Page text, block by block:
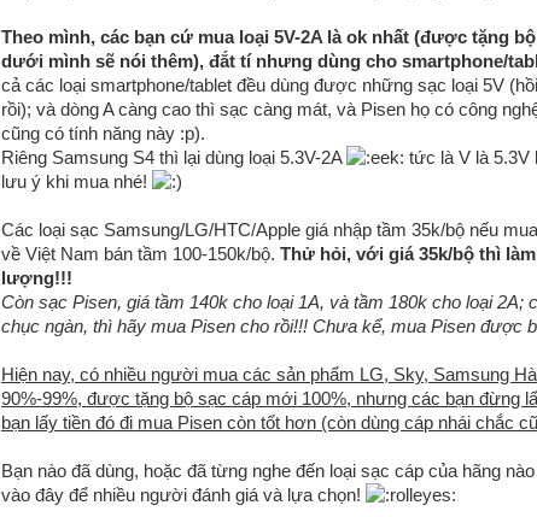
Theo mình, các bạn cứ mua loại 5V-2A là ok nhất (được tặng
dưới mình sẽ nói thêm), đắt tí nhưng dùng cho smartphone/
cả các loại smartphone/tablet đều dùng được những sạc loại 5V
rồi); và dòng A càng cao thì sạc càng mát, và Pisen họ có công
cũng có tính năng này :p).
Riêng Samsung S4 thì lại dùng loại 5.3V-2A
tức là V là 5.3V
lưu ý khi mua nhé!
Các loại sạc Samsung/LG/HTC/Apple giá nhập tầm 35k/bộ nếu
về Việt Nam bán tầm 100-150k/bộ. Thử hỏi, với giá 35k/bộ thì
lượng!!!
Còn sạc Pisen, giá tầm 140k cho loại 1A, và tầm 180k cho loại 2A;
chục ngàn, thì hãy mua Pisen cho rồi!!! Chưa kể, mua Pisen được
Hiện nay, có nhiều người mua các sản phẩm LG, Sky, Samsung
90%-99%, được tặng bộ sạc cáp mới 100%, nhưng các bạn đừng
bạn lấy tiền đó đi mua Pisen còn tốt hơn (còn dùng cáp nhái chắc
Bạn nào đã dùng, hoặc đã từng nghe đến loại sạc cáp của hãng
vào đây để nhiều người đánh giá và lựa chọn!